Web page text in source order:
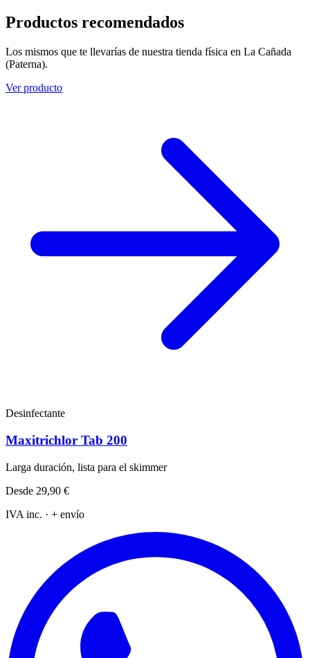
Productos recomendados
Los mismos que te llevarías de nuestra tienda física en La Cañada
(Paterna).
Ver producto
Desinfectante
Maxitrichlor Tab 200
Larga duración, lista para el skimmer
Desde 29,90 €
IVA inc. · + envío